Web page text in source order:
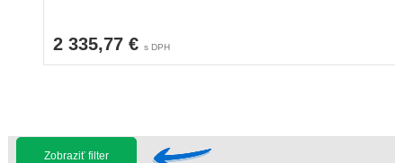
2 335,77 € s DPH
Zobraziť filter